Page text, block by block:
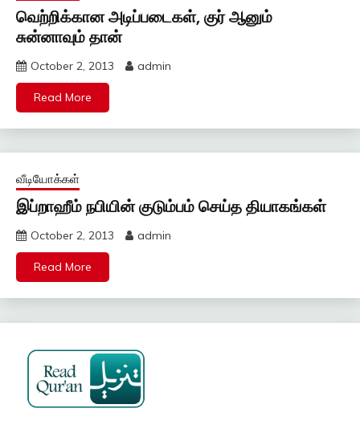
வெற்றிக்கான அடிப்படைகள், குர் ஆனும்
சுன்னாவும் தான்
October 2, 2013 admin
Read More
வீடியோக்கள்
இப்றாஹீம் நபியின் குடும்பம் செய்த தியாகங்கள்
October 2, 2013 admin
Read More